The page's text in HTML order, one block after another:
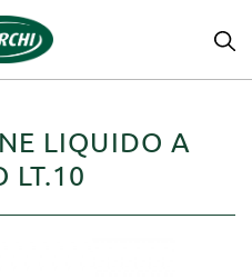
LIQUIDO A
LT.10